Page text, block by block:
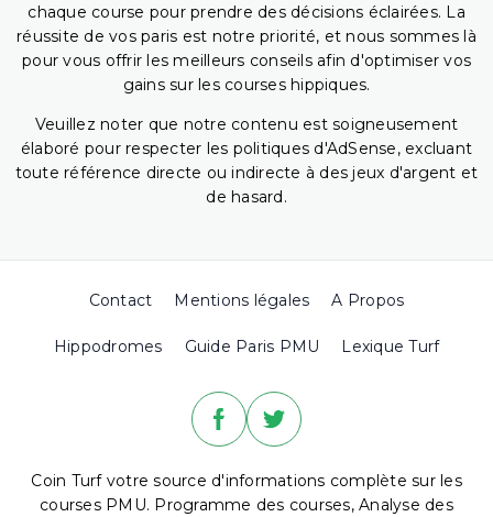
chaque course pour prendre des décisions éclairées. La
réussite de vos paris est notre priorité, et nous sommes là
pour vous offrir les meilleurs conseils afin d'optimiser vos
gains sur les courses hippiques.
Veuillez noter que notre contenu est soigneusement
élaboré pour respecter les politiques d'AdSense, excluant
toute référence directe ou indirecte à des jeux d'argent et
de hasard.
Contact Mentions légales A Propos
Hippodromes Guide Paris PMU Lexique Turf
Coin Turf votre source d'informations complète sur les
courses PMU. Programme des courses, Analyse des